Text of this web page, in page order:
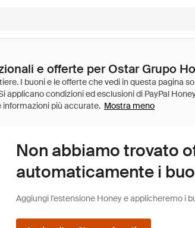
e offerte per Ostar Grupo
Mostra meno
Non abbiamo trovato
automaticamente i
Aggiungi l'estensione Honey e applicheremo i